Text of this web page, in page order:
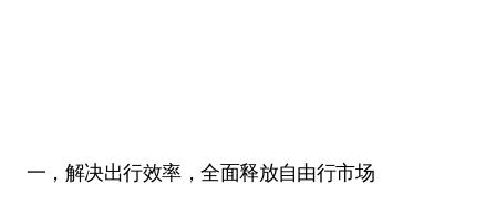
一，解决出行效率，全面释放自由行市场